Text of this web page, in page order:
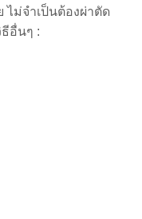
ไม่จำเป็นต้องผ่าตัด
อื่นๆ :